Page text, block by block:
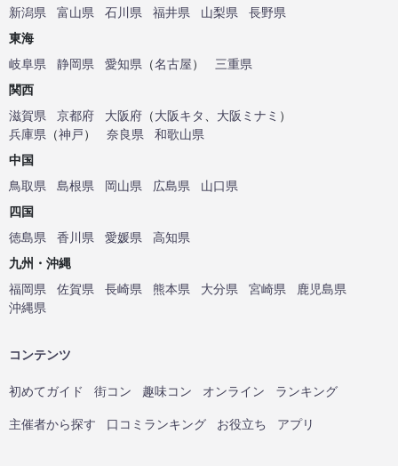
新潟県
富山県 石川県 福井県 山梨県
長野県
東海
岐阜県
静岡県 愛知県 （名古屋）
三重県
関西
滋賀県
京都府 大阪府 （大阪キタ 大阪ミナミ ）
兵庫県 （神戸） 奈良県
和歌山県
中国
鳥取県
島根県 岡山県 広島県
山口県
四国
徳島県
香川県 愛媛県
高知県
九州・沖縄
福岡県
佐賀県 長崎県 熊本県 大分県 宮崎県
鹿児島県
沖縄県
コンテンツ
初めてガイド 街コン 趣味コン オンライン ランキング
主催者から探す 口コミランキング お役立ち アプリ